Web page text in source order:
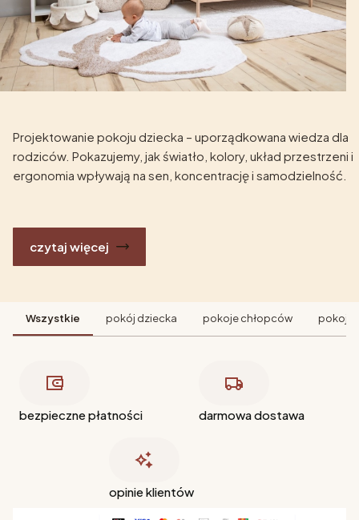
Projektowanie pokoju dziecka – uporządkowana wiedza dla
rodziców. Pokazujemy, jak światło, kolory, układ przestrzeni i
ergonomia wpływają na sen, koncentrację i samodzielność.
czytaj więcej
Wszystkie pokój dziecka pokoje chłopców pokoje
bezpieczne płatności darmowa dostawa
opinie klientów